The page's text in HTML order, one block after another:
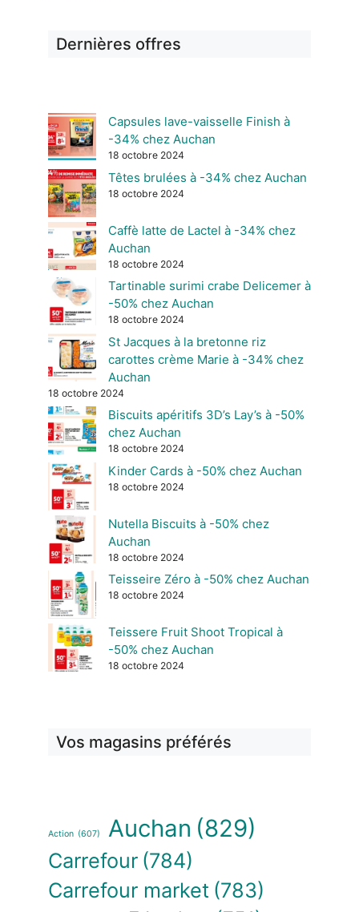
Dernières offres
Capsules lave-vaisselle Finish à
-34% chez Auchan
18 octobre 2024
Têtes brulées à -34% chez Auchan
18 octobre 2024
Caffè latte de Lactel à -34% chez
Auchan
18 octobre 2024
Tartinable surimi crabe Delicemer à
-50% chez Auchan
18 octobre 2024
St Jacques à la bretonne riz
carottes crème Marie à -34% chez
Auchan
18 octobre 2024
Biscuits apéritifs 3D’s Lay’s à -50%
chez Auchan
18 octobre 2024
Kinder Cards à -50% chez Auchan
18 octobre 2024
Nutella Biscuits à -50% chez
Auchan
18 octobre 2024
Teisseire Zéro à -50% chez Auchan
18 octobre 2024
Teissere Fruit Shoot Tropical à
-50% chez Auchan
18 octobre 2024
Vos magasins préférés
Action (607) Auchan (829)
Carrefour (784)
Carrefour market (783)